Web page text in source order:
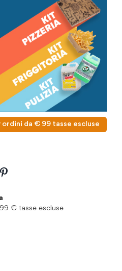
da € 99 tasse escluse
€ tasse escluse